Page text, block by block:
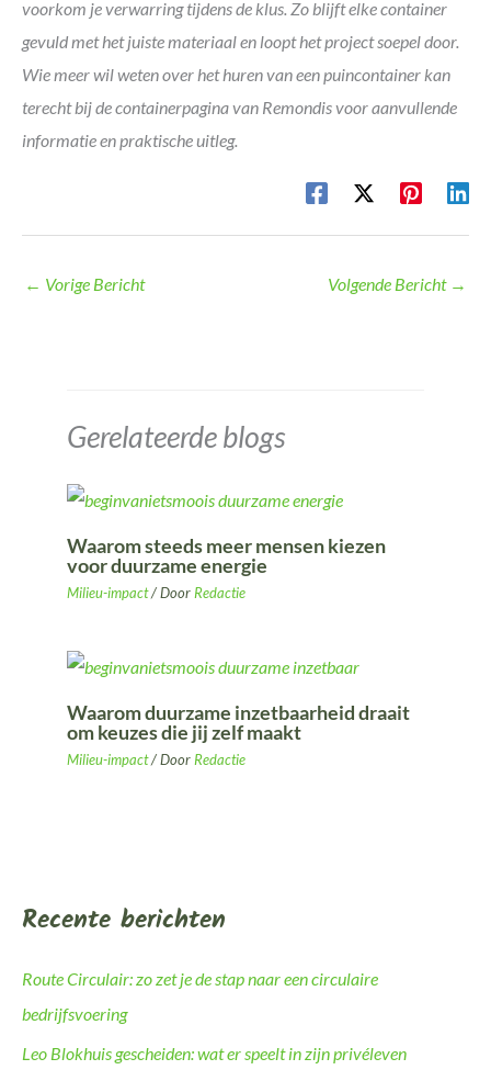
voorkom je verwarring tijdens de klus. Zo blijft elke container
gevuld met het juiste materiaal en loopt het project soepel door.
Wie meer wil weten over het huren van een puincontainer kan
terecht bij de containerpagina van Remondis voor aanvullende
informatie en praktische uitleg.
← Vorige Bericht Volgende Bericht →
Gerelateerde blogs
Waarom steeds meer mensen kiezen
voor duurzame energie
Milieu-impact/ Door Redactie
Waarom duurzame inzetbaarheid draait
om keuzes die jij zelf maakt
Milieu-impact/ Door Redactie
Recente berichten
Route Circulair: zo zet je de stap naar een circulaire
bedrijfsvoering
Leo Blokhuis gescheiden: wat er speelt in zijn privéleven